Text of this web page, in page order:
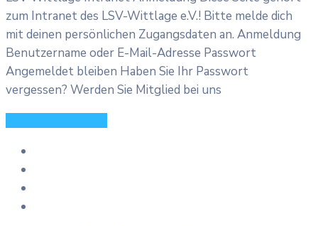
zum Intranet des LSV-Wittlage e.V.! Bitte melde dich
mit deinen persönlichen Zugangsdaten an. Anmeldung
Benutzername oder E-Mail-Adresse Passwort
Angemeldet bleiben Haben Sie Ihr Passwort
vergessen? Werden Sie Mitglied bei uns